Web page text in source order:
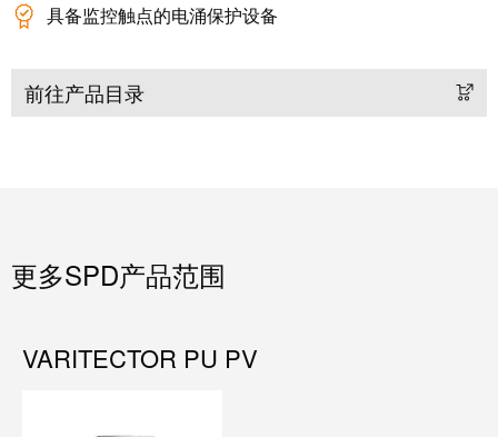
具备监控触点的电涌保护设备
前往产品目录
更多SPD产品范围
VARITECTOR PU PV